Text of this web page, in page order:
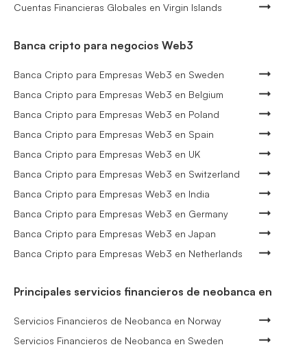
Cuentas Financieras Globales en Virgin Islands
Banca cripto para negocios Web3
Banca Cripto para Empresas Web3 en Sweden
Banca Cripto para Empresas Web3 en Belgium
Banca Cripto para Empresas Web3 en Poland
Banca Cripto para Empresas Web3 en Spain
Banca Cripto para Empresas Web3 en UK
Banca Cripto para Empresas Web3 en Switzerland
Banca Cripto para Empresas Web3 en India
Banca Cripto para Empresas Web3 en Germany
Banca Cripto para Empresas Web3 en Japan
Banca Cripto para Empresas Web3 en Netherlands
Principales servicios financieros de neobanca en
Servicios Financieros de Neobanca en Norway
Servicios Financieros de Neobanca en Sweden